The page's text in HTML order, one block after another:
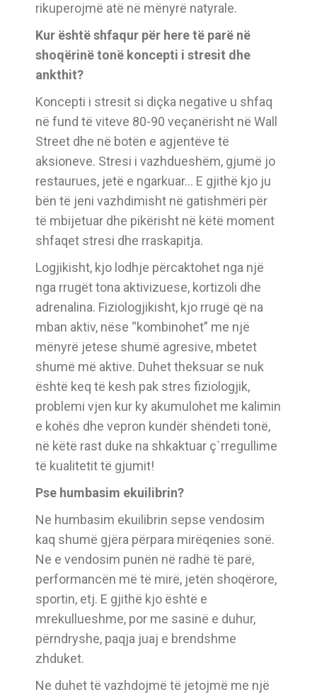
rikuperojmë atë në mënyrë natyrale.
Kur është shfaqur për here të parë në
shoqërinë tonë koncepti i stresit dhe
ankthit?
Koncepti i stresit si diçka negative u shfaq
në fund të viteve 80-90 veçanërisht në Wall
Street dhe në botën e agjentëve të
aksioneve. Stresi i vazhdueshëm, gjumë jo
restaurues, jetë e ngarkuar… E gjithë kjo ju
bën të jeni vazhdimisht në gatishmëri për
të mbijetuar dhe pikërisht në këtë moment
shfaqet stresi dhe rraskapitja.
Logjikisht, kjo lodhje përcaktohet nga një
nga rrugët tona aktivizuese, kortizoli dhe
adrenalina. Fiziologjikisht, kjo rrugë që na
mban aktiv, nëse “kombinohet” me një
mënyrë jetese shumë agresive, mbetet
shumë më aktive. Duhet theksuar se nuk
është keq të kesh pak stres fiziologjik,
problemi vjen kur ky akumulohet me kalimin
e kohës dhe vepron kundër shëndeti tonë,
në këtë rast duke na shkaktuar ç`rregullime
të kualitetit të gjumit!
Pse humbasim ekuilibrin?
Ne humbasim ekuilibrin sepse vendosim
kaq shumë gjëra përpara mirëqenies sonë.
Ne e vendosim punën në radhë të parë,
performancën më të mirë, jetën shoqërore,
sportin, etj. E gjithë kjo është e
mrekullueshme, por me sasinë e duhur,
përndryshe, paqja juaj e brendshme
zhduket.
Ne duhet të vazhdojmë të jetojmë me një